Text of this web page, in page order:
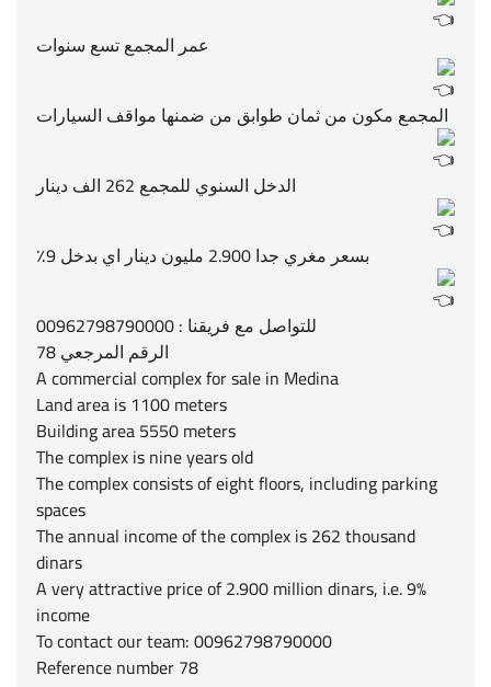
عمر المجمع تسع سنوات
المجمع مكون من ثمان طوابق من ضمنها مواقف السيارات
الدخل السنوي للمجمع 262 الف دينار
بسعر مغري جدا 2.900 مليون دينار اي بدخل 9٪
للتواصل مع فريقنا : 00962798790000
الرقم المرجعي 78
A commercial complex for sale in Medina
Land area is 1100 meters
Building area 5550 meters
The complex is nine years old
The complex consists of eight floors, including parking
spaces
The annual income of the complex is 262 thousand
dinars
A very attractive price of 2.900 million dinars, i.e. 9%
income
To contact our team: 00962798790000
Reference number 78